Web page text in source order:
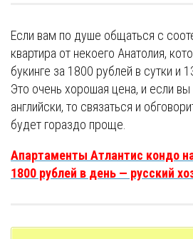
Если вам по душе общаться с
квартира от некоего Анатолия,
букинге за 1800 рублей в сутки и
Это очень хорошая цена, и если вы
английски, то связаться и
будет гораздо проще.
Апартаменты Атлантис кондо
1800 рублей в день — русский